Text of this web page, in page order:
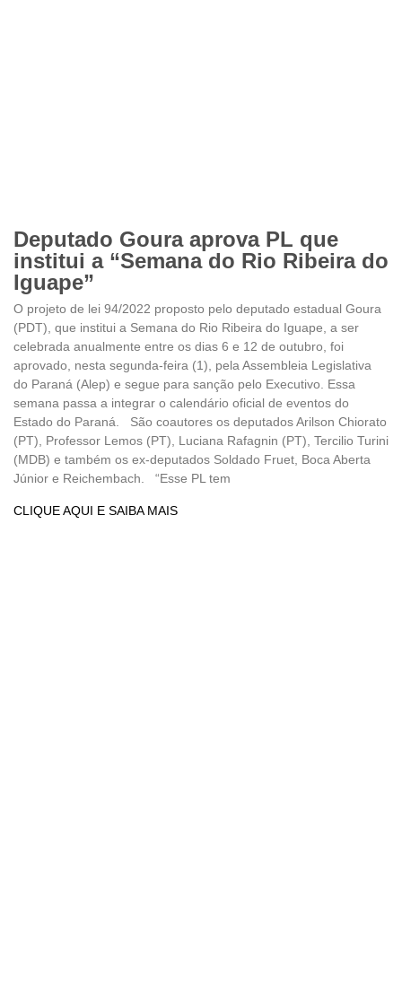
Deputado Goura aprova PL que
institui a “Semana do Rio Ribeira do
Iguape”
O projeto de lei 94/2022 proposto pelo deputado estadual Goura
(PDT), que institui a Semana do Rio Ribeira do Iguape, a ser
celebrada anualmente entre os dias 6 e 12 de outubro, foi
aprovado, nesta segunda-feira (1), pela Assembleia Legislativa
do Paraná (Alep) e segue para sanção pelo Executivo. Essa
semana passa a integrar o calendário oficial de eventos do
Estado do Paraná. São coautores os deputados Arilson Chiorato
(PT), Professor Lemos (PT), Luciana Rafagnin (PT), Tercilio Turini
(MDB) e também os ex-deputados Soldado Fruet, Boca Aberta
Júnior e Reichembach. “Esse PL tem
CLIQUE AQUI E SAIBA MAIS